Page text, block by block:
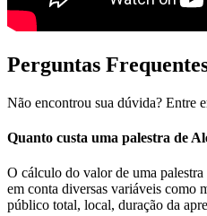
Perguntas
Não encontrou sua dúvida? Entre
Quanto custa uma palestra de
O cálculo do valor de uma palestra
em conta diversas variáveis como
público total, local, duração da